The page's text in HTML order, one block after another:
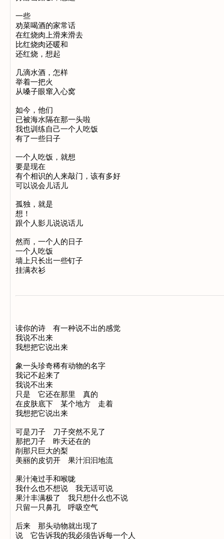
一些
劝菜喝酒的家常话
在红烧肉上滑来滑去
比红烧肉还暖和
还红烧，想起
几滴水酒，怎样
举着一把火
从嗓子眼窜入心窝
如今，他们
已被海水隔在那一头啦
我也训练自己一个人吃饭
有了一些日子
一个人吃饭，就想
要是现在
有个相识的人来敲门，该有多好
可以说会儿话儿
孤独，就是
想！
跟个人影儿说说话儿
然而，一个人的日子
一个人吃饭
墙上只长出一些钉子
读你的诗　有一种说不出的感觉
我说不出来
我想把它说出来
象一头珍奇稀有动物的名字
我记不起来了
我说不出来
只是　它还在那里　真的
在皮肤底下　某个地方　走着
我想把它说出来
可是刀子　刀子突然不见了
那把刀子　昨天还在的
削那只巨大的梨
美丽的皮切开　果汁汩汩地流
果汁淹过手和喉咙
我什么也不想说　我无话可说
果汁丰满极了　我只想什么也不说
只留一只鼻孔　呼吸空气
后来　那头动物就出现了
说　它告诉我的我必须告诉每一个人